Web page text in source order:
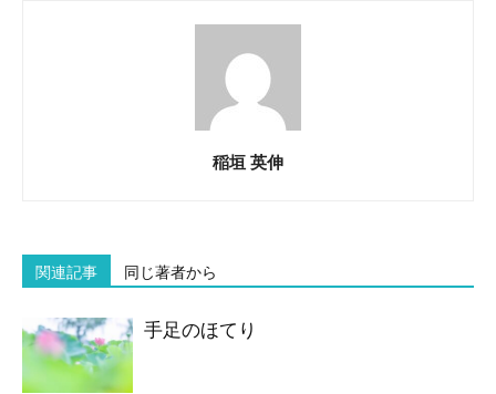
稲垣 英伸
関連記事 同じ著者から
手足のほてり